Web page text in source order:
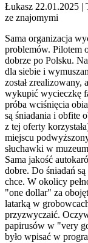
Łukasz 22.01.2025 |
ze znajomymi
Sama organizacja
problemów. Pilotem
dobrze po Polsku.
dla siebie i
został zrealizowany,
wykupić wycieczkę
próba wciśnięcia
są śniadania i obfite
z tej oferty
miejscu
słuchawki w
Sama jakość
dobre. Do śniadań
chce. W okolicy
"one dollar" za
latarką w
przyzwyczaić.
papirusów w "very
było wpisać w